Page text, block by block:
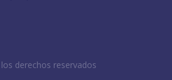
derechos reservados